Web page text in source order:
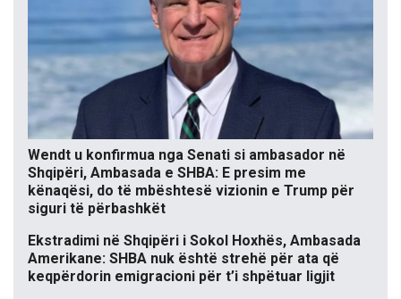
Wendt u konfirmua nga Senati si ambasador në
Shqipëri, Ambasada e SHBA: E presim me
kënaqësi, do të mbështesë vizionin e Trump për
siguri të përbashkët
Ekstradimi në Shqipëri i Sokol Hoxhës, Ambasada
Amerikane: SHBA nuk është strehë për ata që
keqpërdorin emigracioni për t’i shpëtuar ligjit